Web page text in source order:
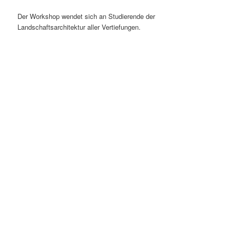
Der Workshop wendet sich an Studierende der
Landschaftsarchitektur aller Vertiefungen.